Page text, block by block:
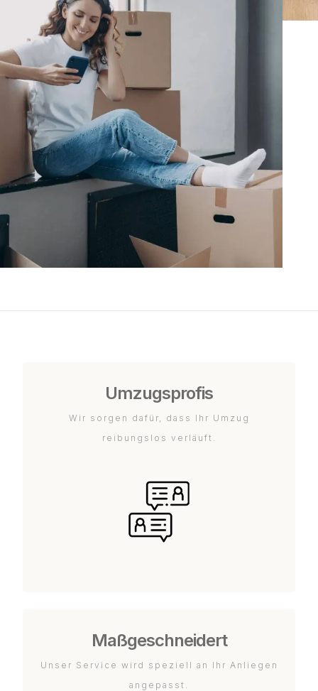
Umzugsprofis
Wir sorgen dafür, dass Ihr Umzug
reibungslos verläuft.
Maßgeschneidert
Unser Service wird speziell an Ihr Anliegen
angepasst.